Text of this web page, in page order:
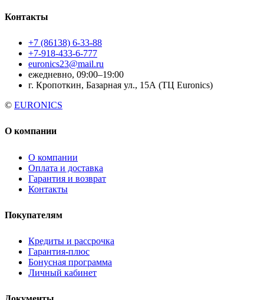
Контакты
+7 (86138) 6-33-88
+7-918-433-6-777
euronics23@mail.ru
ежедневно, 09:00–19:00
г. Кропоткин, Базарная ул., 15А (ТЦ Euronics)
© EURONICS
О компании
О компании
Оплата и доставка
Гарантия и возврат
Контакты
Покупателям
Кредиты и рассрочка
Гарантия-плюс
Бонусная программа
Личный кабинет